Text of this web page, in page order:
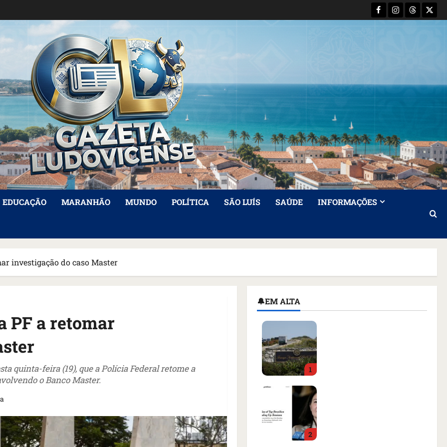
Facebook
Instagram
Threads
X-
EDUCAÇÃO MARANHÃO MUNDO POLÍTICA SÃO LUÍS SAÚDE INFORMAÇÕES
investigação do caso Master
PF a retomar
quinta-feira (19), que a Polícia Federal retome a
o Banco Master.
🔔EM ALTA
1
2